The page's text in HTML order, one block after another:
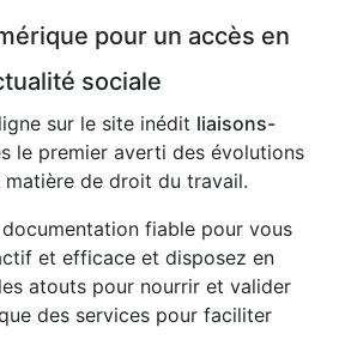
pour un accès en
sociale
sur le site inédit liaisons-
le premier averti des évolutions
de droit du travail.
fiable pour vous
et efficace et disposez en
atouts pour nourrir et valider
des services pour faciliter